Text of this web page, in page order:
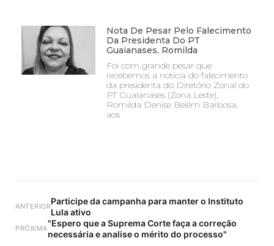
Nota De Pesar Pelo Falecimento
Da Presidenta Do PT
Guaianases, Romilda
Foi com grande pesar que
recebemos a notícia do falecimento
da presidenta do Diretório Zonal do
PT Guaianases (Zona Leste),
Romilda Denise Belém Barbosa,
aos
ANTERIORParticipe da campanha para manter o Instituto
Lula ativo
PRÓXIMA"Espero que a Suprema Corte faça a correção
necessária e analise o mérito do processo"